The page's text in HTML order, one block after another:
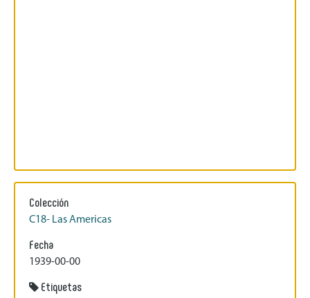
Colección
C18- Las Americas
Fecha
1939-00-00
Etiquetas